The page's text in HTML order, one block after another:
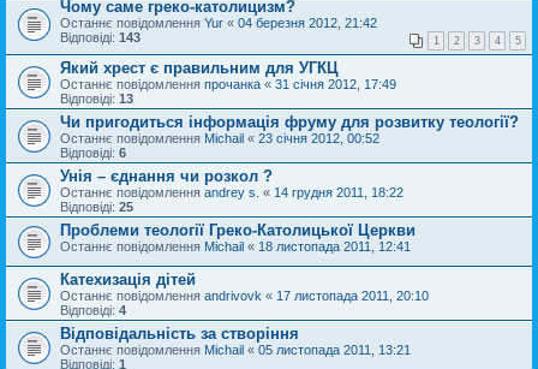
Чому саме греко-католицизм?
Останнє повідомлення Yur « 04 березня 2012, 21:42
Відповіді: 143 1 2 3 4 5
Який хрест є правильним для УГКЦ
Останнє повідомлення прочанка « 31 січня 2012, 17:49
Відповіді: 13
Чи пригодиться інформація фруму для розвитку теології?
Останнє повідомлення Michail « 23 січня 2012, 00:52
Відповіді: 6
Унія – єднання чи розкол ?
Останнє повідомлення andrey s. « 14 грудня 2011, 18:22
Відповіді: 25
Проблеми теології Греко-Католицької Церкви
Останнє повідомлення Michail « 18 листопада 2011, 12:41
Катехизація дітей
Останнє повідомлення andrivovk « 17 листопада 2011, 20:10
Відповіді: 4
Відповідальність за створіння
Останнє повідомлення Michail « 05 листопада 2011, 13:21
Відповіді: 1